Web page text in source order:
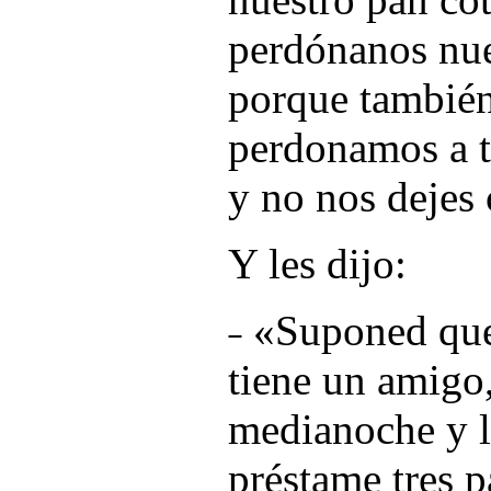
perdónanos
porque
perdonamos a
y no nos dejes
Y les dijo:
˗ «Suponed
tiene un
medianoche y
préstame tres